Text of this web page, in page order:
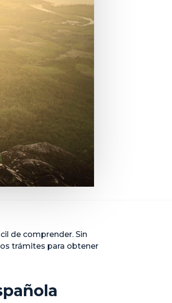
de comprender. Sin
trámites para obtener